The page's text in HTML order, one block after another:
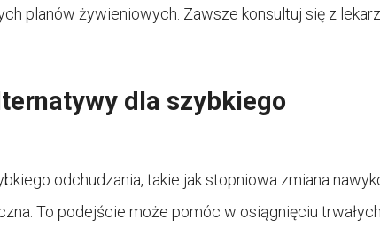
planów żywieniowych. Zawsze konsultuj się z
dla szybkiego
odchudzania, takie jak stopniowa zmiana
To podejście może pomóc w osiągnięciu trwałych